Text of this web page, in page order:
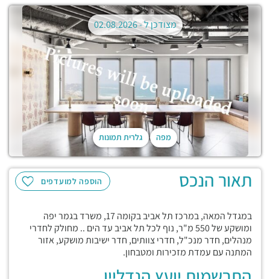
מפה גלרית תמונות
מצודכן ל -02.08.2026
הוספה למועדפים תאור הנכס
במגדל המאה, במרכז תל אביב בקומה 17, משרד בגמר יפה
ומושקע של 550 מ"ר, נוף לכל תל אביב עד הים .. מחולק לחדרי
מנהלים, חדר מנכ"ל, חדרי צוותים, חדר ישיבות מושקע, אזור
המתנה עם עמדת מזכירות ומטבחון.